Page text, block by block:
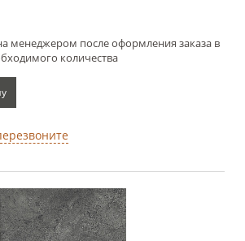
менеджером после оформления заказа в
количества